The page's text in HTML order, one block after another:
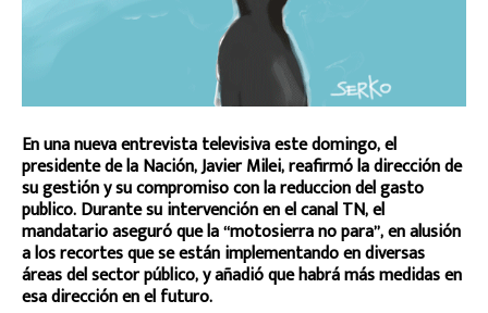
En una nueva entrevista televisiva este domingo, el
presidente de la Nación, Javier Milei, reafirmó la dirección de
su gestión y su compromiso con la reduccion del gasto
publico. Durante su intervención en el canal TN, el
mandatario aseguró que la “motosierra no para”, en alusión
a los recortes que se están implementando en diversas
áreas del sector público, y añadió que habrá más medidas en
esa dirección en el futuro.